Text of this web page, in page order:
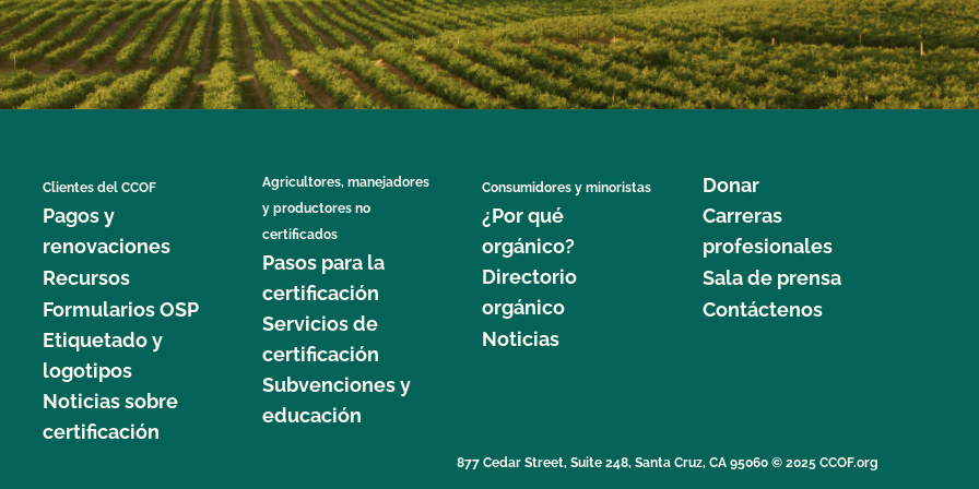
Clientes del CCOF
Pagos y
renovaciones
Recursos
Formularios OSP
Etiquetado y
logotipos
Noticias sobre
certificación
Agricultores, manejadores
y productores no
certificados
Pasos para la
certificación
Servicios de
certificación
Subvenciones y
educación
Consumidores y minoristas
¿Por qué
orgánico?
Directorio
orgánico
Noticias
Donar
Carreras
profesionales
Sala de prensa
Contáctenos
877 Cedar Street, Suite 248, Santa Cruz, CA 95060 © 2025 CCOF.org